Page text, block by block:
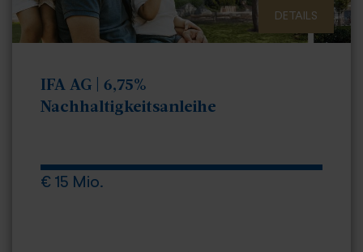
DETAILS
IFA AG | 6,75%
Nachhaltigkeitsanleihe
€ 15 Mio.